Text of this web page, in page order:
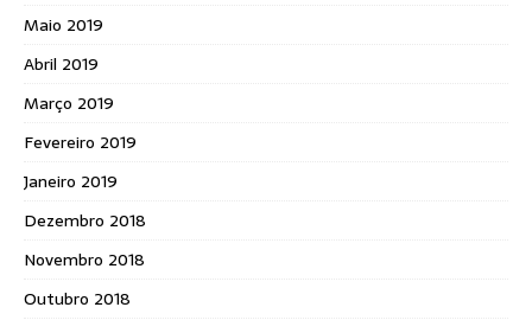
Maio 2019
Abril 2019
Março 2019
Fevereiro 2019
Janeiro 2019
Dezembro 2018
Novembro 2018
Outubro 2018